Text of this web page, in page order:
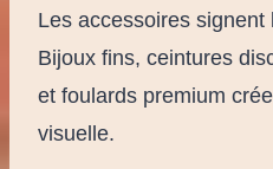
Les accessoires
Bijoux fins, ceintures
et foulards premium
visuelle.